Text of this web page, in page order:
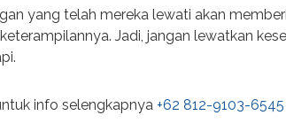
yang telah mereka lewati akan
Jadi, jangan lewatkan
info selengkapnya +62 812-9103-6545